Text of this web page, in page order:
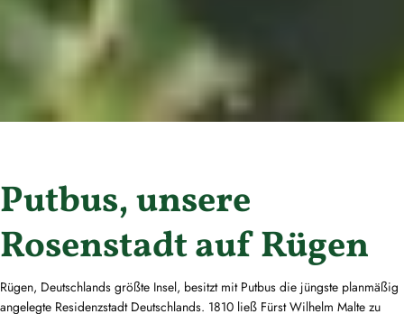
Putbus, unsere
Rosenstadt auf Rügen
Rügen, Deutschlands größte Insel, besitzt mit Putbus die jüngste planmäßig
angelegte Residenzstadt Deutschlands. 1810 ließ Fürst Wilhelm Malte zu